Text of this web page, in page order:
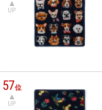
UP
57位
UP